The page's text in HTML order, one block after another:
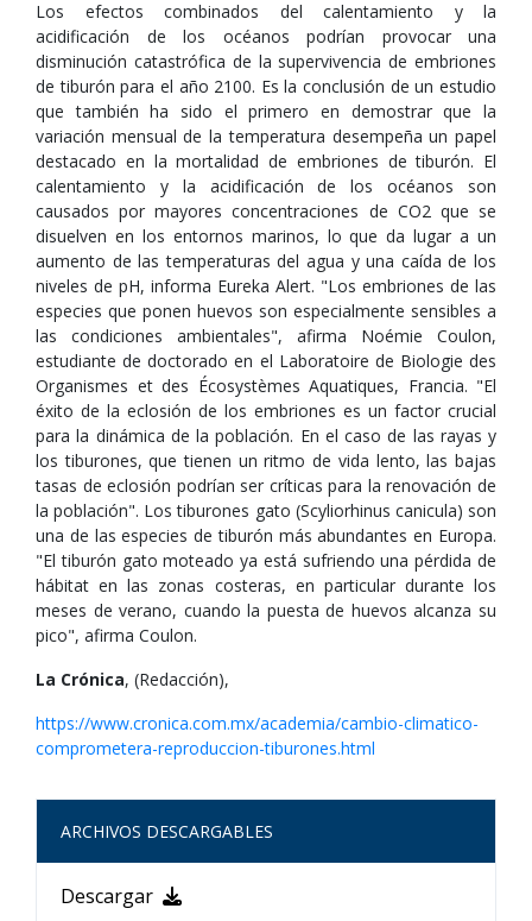
Los efectos combinados del calentamiento y la
acidificación de los océanos podrían provocar una
disminución catastrófica de la supervivencia de embriones
de tiburón para el año 2100. Es la conclusión de un estudio
que también ha sido el primero en demostrar que la
variación mensual de la temperatura desempeña un papel
destacado en la mortalidad de embriones de tiburón. El
calentamiento y la acidificación de los océanos son
causados por mayores concentraciones de CO2 que se
disuelven en los entornos marinos, lo que da lugar a un
aumento de las temperaturas del agua y una caída de los
niveles de pH, informa Eureka Alert. "Los embriones de las
especies que ponen huevos son especialmente sensibles a
las condiciones ambientales", afirma Noémie Coulon,
estudiante de doctorado en el Laboratoire de Biologie des
Organismes et des Écosystèmes Aquatiques, Francia. "El
éxito de la eclosión de los embriones es un factor crucial
para la dinámica de la población. En el caso de las rayas y
los tiburones, que tienen un ritmo de vida lento, las bajas
tasas de eclosión podrían ser críticas para la renovación de
la población". Los tiburones gato (Scyliorhinus canicula) son
una de las especies de tiburón más abundantes en Europa.
"El tiburón gato moteado ya está sufriendo una pérdida de
hábitat en las zonas costeras, en particular durante los
meses de verano, cuando la puesta de huevos alcanza su
pico", afirma Coulon.
La Crónica, (Redacción),
https://www.cronica.com.mx/academia/cambio-climatico-
comprometera-reproduccion-tiburones.html
ARCHIVOS DESCARGABLES
Descargar